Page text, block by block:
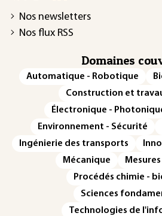
Nos newsletters
Nos flux RSS
Domaines
Automatique - Robotique
Construction et
Électronique -
Environnement - Sécurité
Ingénierie des transports
Mécanique
Procédés chimie -
Sciences
Technologies de